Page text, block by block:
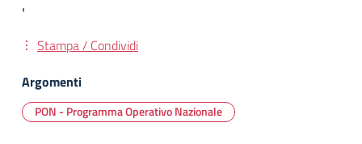
'
Stampa / Condividi
Argomenti
PON - Programma Operativo Nazionale